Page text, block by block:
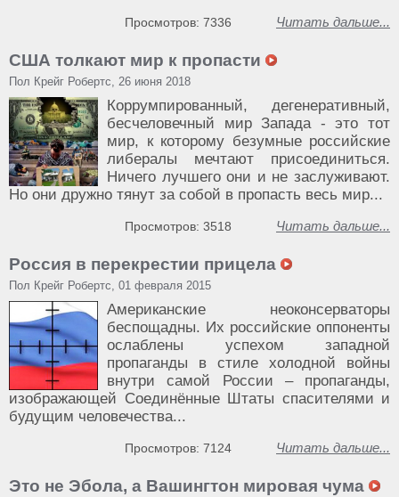
Читать дальше...
Просмотров: 7336
США толкают мир к пропасти
Пол Крейг Робертс, 26 июня 2018
Коррумпированный, дегенеративный,
бесчеловечный мир Запада - это тот
мир, к которому безумные российские
либералы мечтают присоединиться.
Ничего лучшего они и не заслуживают.
Но они дружно тянут за собой в пропасть весь мир...
Читать дальше...
Просмотров: 3518
Россия в перекрестии прицела
Пол Крейг Робертс, 01 февраля 2015
Американские неоконсерваторы
беспощадны. Их российские оппоненты
ослаблены успехом западной
пропаганды в стиле холодной войны
внутри самой России – пропаганды,
изображающей Соединённые Штаты спасителями и
будущим человечества...
Читать дальше...
Просмотров: 7124
Это не Эбола, а Вашингтон мировая чума